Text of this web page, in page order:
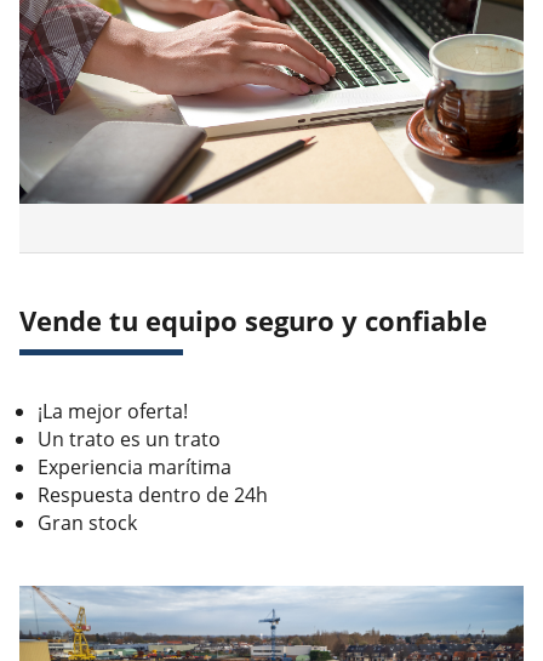
Vende tu equipo seguro y confiable
¡La mejor oferta!
Un trato es un trato
Experiencia marítima
Respuesta dentro de 24h
Gran stock